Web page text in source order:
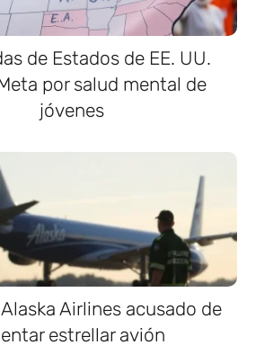
de Estados de EE. UU.
por salud mental de
jóvenes
Airlines acusado de
estrellar avión